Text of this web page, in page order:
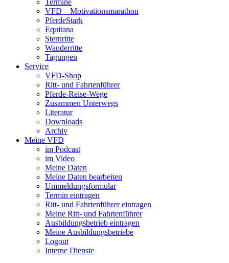
Termine
VFD – Motivationsmarathon
PferdeStark
Equitana
Sternritte
Wanderritte
Tagungen
Service
VFD-Shop
Ritt- und Fahrtenführer
Pferde-Reise-Wege
Zusammen Unterwegs
Literatur
Downloads
Archiv
Meine VFD
im Podcast
im Video
Meine Daten
Meine Daten bearbeiten
Ummeldungsformular
Termin eintragen
Ritt- und Fahrtenführer eintragen
Meine Ritt- und Fahrtenführer
Ausbildungsbetrieb eintragen
Meine Ausbildungsbetriebe
Logout
Interne Dienste